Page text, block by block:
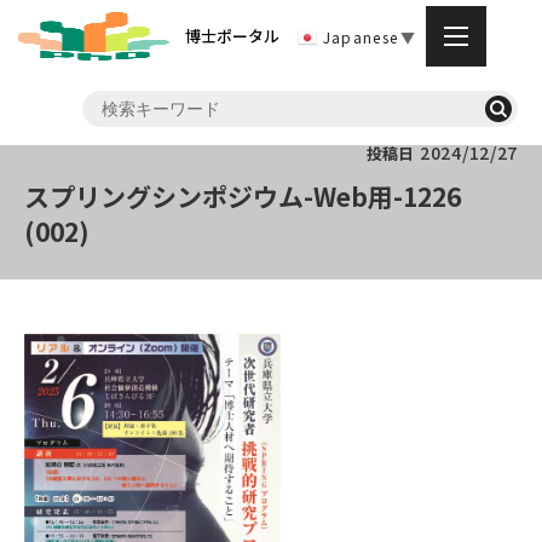
博士ポータル Japanese▼
投稿日 2024/12/27
スプリングシンポジウム-Web用-1226
(002)